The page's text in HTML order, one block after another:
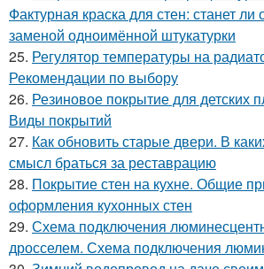
Фактурная краска для стен: станет ли
заменой одноимённой штукатурки
25. Регулятор температуры на
Рекомендации по выбору
26. Резиновое покрытие для детских
Виды покрытий
27. Как обновить старые двери. В
смысл браться за реставрацию
28. Покрытие стен на кухне. Общие
оформления кухонных стен
29. Схема подключения
дросселем. Схема подключения